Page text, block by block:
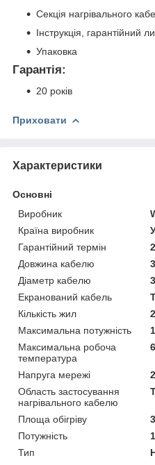
Секція нагрівального
Інструкція, гарантійний
Упаковка
Гарантія:
20 років
Приховати
Характеристики
Основні
Виробник
Країна виробник
Гарантійний термін
Довжина кабелю
Діаметр кабелю
Екранований кабель
Кількість жил
2
Максимальна потужність
Максимальна робоча
температура
Напруга мережі
Область застосування
нагрівального кабелю
Площа обігріву
Потужність
Тип